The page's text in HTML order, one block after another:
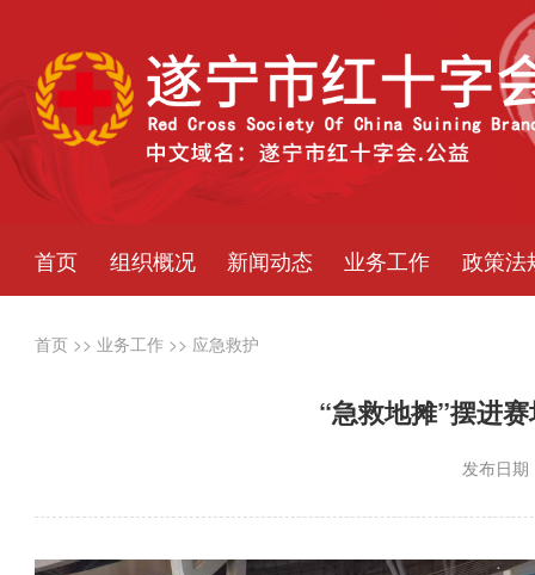
首页 组织概况 新闻动态 业务工作 政策法
首页 >> 业务工作 >> 应急救护
“急救地摊”摆进
发布日